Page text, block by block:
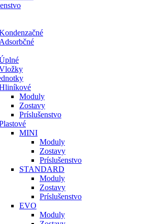
Adsorbčné
Moduly
Zostavy
Príslušenstvo
MINI
Moduly
Zostavy
Príslušenstvo
STANDARD
Moduly
Zostavy
Príslušenstvo
EVO
Moduly